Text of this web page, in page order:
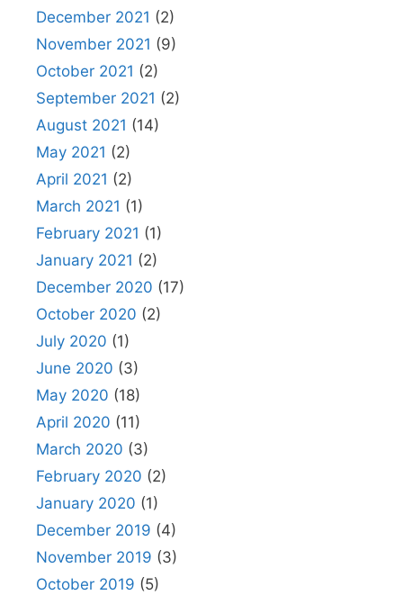
December 2021 (2)
November 2021 (9)
October 2021 (2)
September 2021 (2)
August 2021 (14)
May 2021 (2)
April 2021 (2)
March 2021 (1)
February 2021 (1)
January 2021 (2)
December 2020 (17)
October 2020 (2)
July 2020 (1)
June 2020 (3)
May 2020 (18)
April 2020 (11)
March 2020 (3)
February 2020 (2)
January 2020 (1)
December 2019 (4)
November 2019 (3)
October 2019 (5)